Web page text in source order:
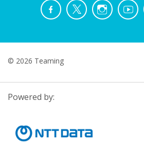
© 2026 Teaming
Powered by: